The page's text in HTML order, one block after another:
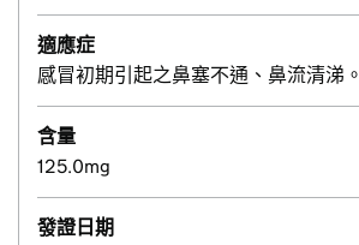
適應症
感冒初期引起之鼻塞不通、鼻流清涕。
含量
125.0mg
發證日期